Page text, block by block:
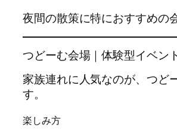
夜間の散策に特におすすめの
つどーむ会場｜体験型イベン
家族連れに人気なのが、つど
す。
楽しみ方